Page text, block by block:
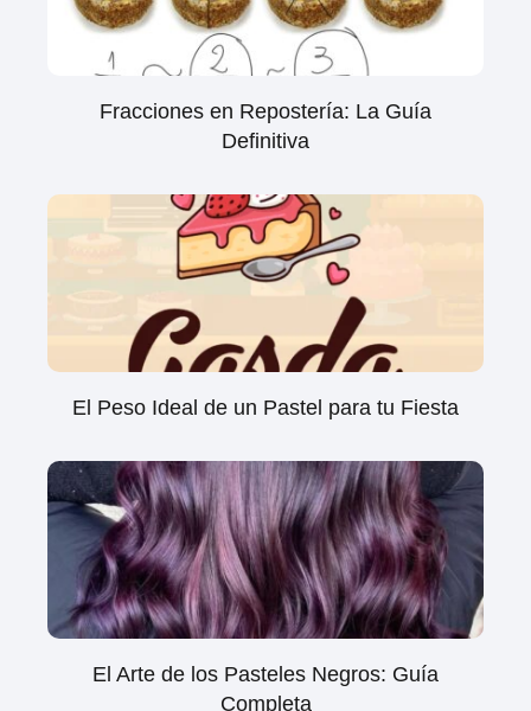
Fracciones en Repostería: La Guía
Definitiva
El Peso Ideal de un Pastel para tu Fiesta
El Arte de los Pasteles Negros: Guía
Completa